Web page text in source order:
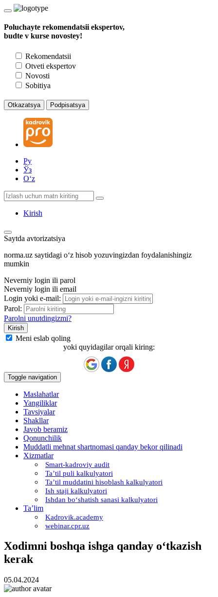
Poluchayte rekomendatsii ekspertov,
budte v kurse novostey!
Rekomendatsii
Otveti ekspertov
Novosti
Sobitiya
Otkazatsya Podpisatsya
Ру
Ўз
Oʻz
Kirish
Saytda avtorizatsiya
norma.uz saytidagi oʻz hisob yozuvingizdan foydalanishingiz
mumkin
Neverniy login ili parol
Neverniy login ili email
Login yoki e-mail:
Parol:
Parolni unutdingizmi?
Meni eslab qoling
yoki quyidagilar orqali kiring:
Toggle navigation
Maslahatlar
Yangiliklar
Tavsiyalar
Shakllar
Javob beramiz
Qonunchilik
Muddatli mehnat shartnomasi qanday bekor qilinadi
Xizmatlar
Smart-kadroviy audit
Ta’til puli kalkulyatori
Ta’til muddatini hisoblash kalkulyatori
Ish staji kalkulyatori
Ishdan boʻshatish sanasi kalkulyatori
Ta’lim
Kadrovik.academy
webinar.cpr.uz
Xodimni boshqa ishga qanday oʻtkazish
kerak
05.04.2024